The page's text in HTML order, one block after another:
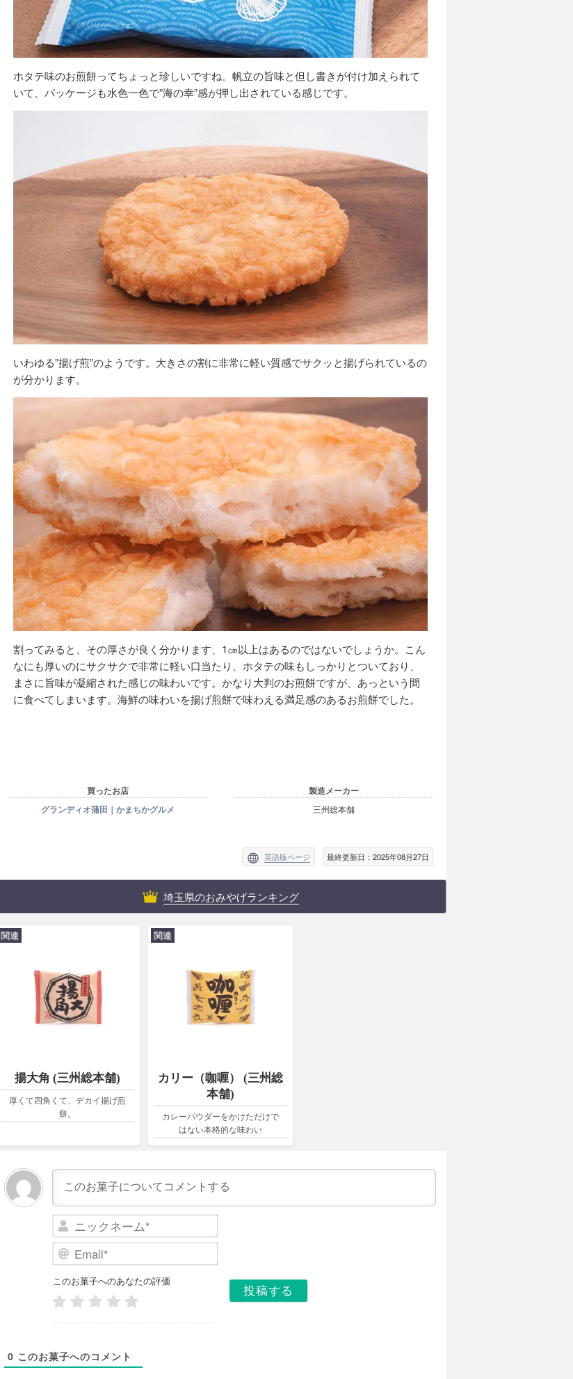
ホタテ味のお煎餅ってちょっと珍しいですね。帆立の旨味と但し書きが付け加えられて
いて、パッケージも水色一色で”海の幸”感が押し出されている感じです。
いわゆる”揚げ煎”のようです。大きさの割に非常に軽い質感でサクッと揚げられているの
が分かります。
割ってみると、その厚さが良く分かります、1㎝以上はあるのではないでしょうか。こん
なにも厚いのにサクサクで非常に軽い口当たり、ホタテの味もしっかりとついており、
まさに旨味が凝縮された感じの味わいです。かなり大判のお煎餅ですが、あっという間
に食べてしまいます。海鮮の味わいを揚げ煎餅で味わえる満足感のあるお煎餅でした。
買ったお店
グランディオ蒲田｜かまちかグルメ
製造メーカー
三州総本舗
英語版ページ 最終更新日：2025年08月27日
埼玉県のおみやげランキング
関連
揚大角 (三州総本舗)
厚くて四角くて、デカイ揚げ煎
餅。
関連
カリー（咖喱） (三州総
本舗)
カレーパウダーをかけただけで
はない本格的な味わい
ッ
ネ
m
*
このお菓子へのあなたの評価
0 このお菓子へのコメント